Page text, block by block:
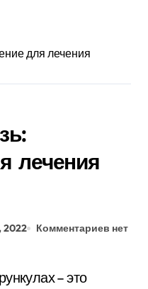
для лечения
лечения
2022 Комментариев нет